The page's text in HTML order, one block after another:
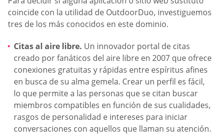
coincide con la utilidad de OutdoorDuo, investiguemos
tres de los más conocidos en este dominio.
Citas al aire libre. Un innovador portal de citas
creado por fanáticos del aire libre en 2007 que ofrece
conexiones gratuitas y rápidas entre espíritus afines
en busca de su alma gemela. Crear un perfil es fácil,
lo que permite a las personas que se citan buscar
miembros compatibles en función de sus cualidades,
rasgos de personalidad e intereses para iniciar
conversaciones con aquellos que llaman su atención.